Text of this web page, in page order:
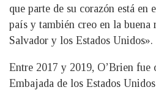
que parte de su corazón está en
país y también creo en la buena
Salvador y los Estados Unidos».
Entre 2017 y 2019, O’Brien fue
Embajada de los Estados